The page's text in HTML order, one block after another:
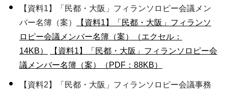
【資料1】「民都・大阪」フィランソロピー会議メン
バー名簿（案）
【資料1】「民都・大阪」フィランソ
ロピー会議メンバー名簿（案）（エクセル：
14KB）
【資料1】「民都・大阪」フィランソロピー会
議メンバー名簿（案）（PDF：88KB）
【資料2】「民都・大阪」フィランソロピー会議事務